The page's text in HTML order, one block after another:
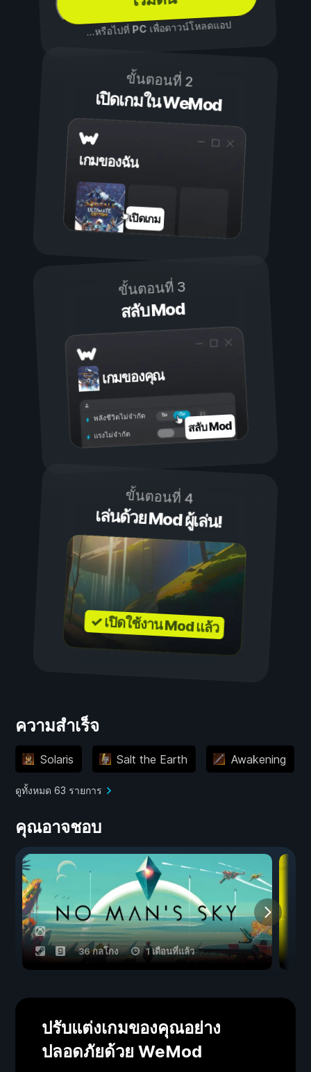
...หรือไปที่ PCเพื่อดาวน์โหลดแอป
ขั้นตอนที่ 2
เปิดเกมใน WeMod
เกมของฉัน
เปิดเกม
ขั้นตอนที่ 3
สลับ Mod
เกมของคุณ
เปิด
ปิด
พลังชีวิตไม่จำกัด
แรงไม่จำกัด สลับ Mod
ขั้นตอนที่ 4
เล่นด้วย Mod ผู้เล่น!
✓ เปิดใช้งาน Mod แล้ว
ความสำเร็จ
Solaris Salt the Earth Awakening
ดูทั้งหมด 63 รายการ
คุณอาจชอบ
36 กลโกง 1 เดือนที่แล้ว
ปรับแต่งเกมของคุณอย่าง
ปลอดภัยด้วย WeMod